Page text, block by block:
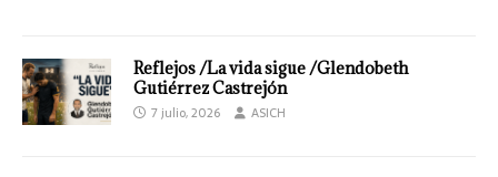
Reflejos /La vida sigue /Glendobeth
Gutiérrez Castrejón
7 julio, 2026 ASICH